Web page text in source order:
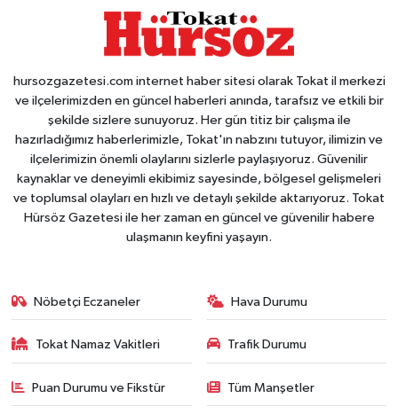
hursozgazetesi.com internet haber sitesi olarak Tokat il merkezi
ve ilçelerimizden en güncel haberleri anında, tarafsız ve etkili bir
şekilde sizlere sunuyoruz. Her gün titiz bir çalışma ile
hazırladığımız haberlerimizle, Tokat'ın nabzını tutuyor, ilimizin ve
ilçelerimizin önemli olaylarını sizlerle paylaşıyoruz. Güvenilir
kaynaklar ve deneyimli ekibimiz sayesinde, bölgesel gelişmeleri
ve toplumsal olayları en hızlı ve detaylı şekilde aktarıyoruz. Tokat
Hürsöz Gazetesi ile her zaman en güncel ve güvenilir habere
ulaşmanın keyfini yaşayın.
Nöbetçi Eczaneler Hava Durumu
Tokat Namaz Vakitleri Trafik Durumu
Puan Durumu ve Fikstür Tüm Manşetler